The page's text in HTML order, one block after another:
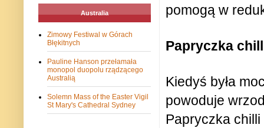
pomogą w
Papryczka
Kiedyś była
powoduje
Papryczka
Australia
Zimowy Festiwal w Górach
Błękitnych
Pauline Hanson przełamała
monopol duopolu rządzącego
Australią
Solemn Mass of the Easter Vigil
St Mary's Cathedral Sydney